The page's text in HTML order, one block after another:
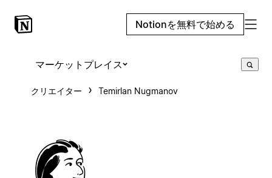
Notionを無料で始める
マーケットプレイス
クリエイター Temirlan Nugmanov